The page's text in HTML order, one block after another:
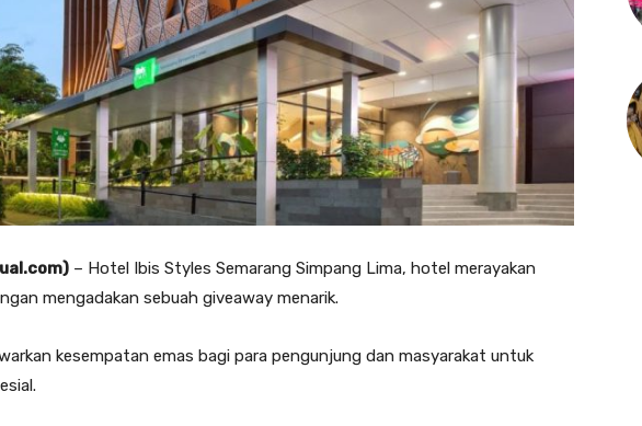
– Hotel Ibis Styles Semarang Simpang Lima, hotel merayakan
mengadakan sebuah giveaway menarik.
kesempatan emas bagi para pengunjung dan masyarakat untuk